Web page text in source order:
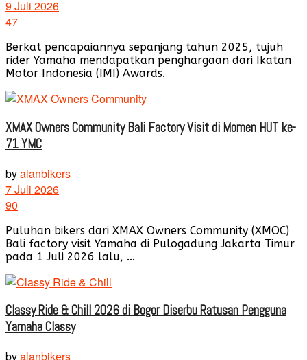
9 Juli 2026
47
Berkat pencapaiannya sepanjang tahun 2025, tujuh
rider Yamaha mendapatkan penghargaan dari Ikatan
Motor Indonesia (IMI) Awards.
XMAX Owners Community Bali Factory Visit di Momen HUT ke-
71 YMC
byalanbikers
7 Juli 2026
90
Puluhan bikers dari XMAX Owners Community (XMOC)
Bali factory visit Yamaha di Pulogadung Jakarta Timur
pada 1 Juli 2026 lalu, ...
Classy Ride & Chill 2026 di Bogor Diserbu Ratusan Pengguna
Yamaha Classy
byalanbikers